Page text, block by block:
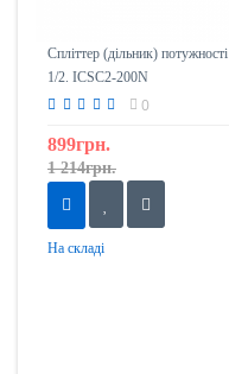
Спліттер (дільник) потужності
1/2. ICSC2-200N
0
899грн.
1 214грн.
На складі